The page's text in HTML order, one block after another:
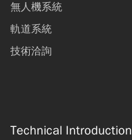
無人機系統
軌道系統
技術洽詢
Technical Introduction